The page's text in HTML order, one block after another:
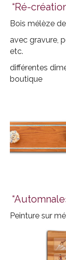
“Ré-
Bois mélèze
avec gravure,
etc.
différentes
boutique
Peinture sur